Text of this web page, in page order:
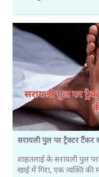
सरायली पुल पर ट्रैक्टर टैंकर
शाहतलाई के सरायली पुल
खाई में गिरा, एक व्यक्ति की